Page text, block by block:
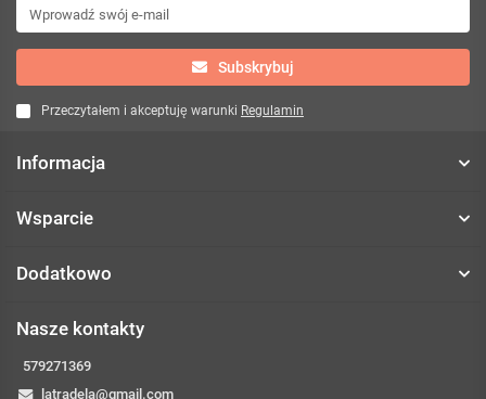
Subskrybuj
Przeczytałem i akceptuję warunki Regulamin
Informacja
Wsparcie
Dodatkowo
Nasze kontakty
579271369
latradela@gmail.com